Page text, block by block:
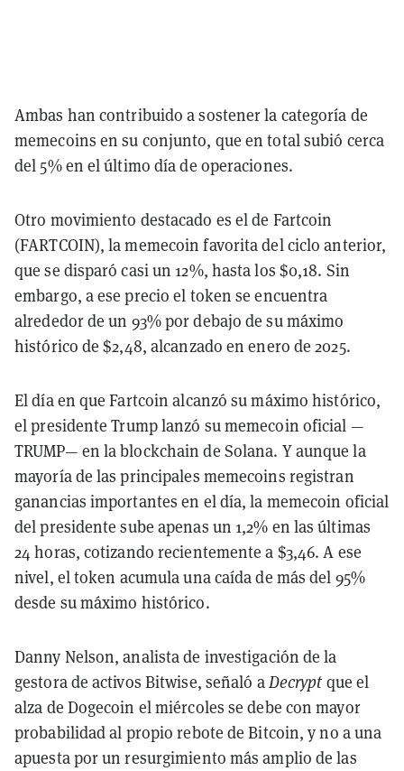
Ambas han contribuido a sostener la categoría de
memecoins en su conjunto, que en total subió cerca
del 5% en el último día de operaciones.
Otro movimiento destacado es el de Fartcoin
(FARTCOIN), la memecoin favorita del ciclo anterior,
que se disparó casi un 12%, hasta los $0,18. Sin
embargo, a ese precio el token se encuentra
alrededor de un 93% por debajo de su máximo
histórico de $2,48, alcanzado en enero de 2025.
El día en que Fartcoin alcanzó su máximo histórico,
el presidente Trump lanzó su memecoin oficial —
TRUMP— en la blockchain de Solana. Y aunque la
mayoría de las principales memecoins registran
ganancias importantes en el día, la memecoin oficial
del presidente sube apenas un 1,2% en las últimas
24 horas, cotizando recientemente a $3,46. A ese
nivel, el token acumula una caída de más del 95%
desde su máximo histórico.
Danny Nelson, analista de investigación de la
gestora de activos Bitwise, señaló aDecrypt que el
alza de Dogecoin el miércoles se debe con mayor
probabilidad al propio rebote de Bitcoin, y no a una
apuesta por un resurgimiento más amplio de las